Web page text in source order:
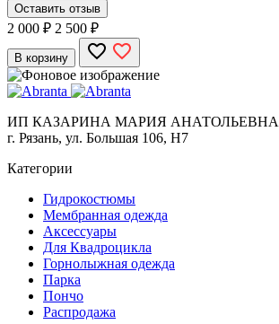
Оставить отзыв
2 000 ₽ 2 500 ₽
В корзину
ИП КАЗАРИНА МАРИЯ АНАТОЛЬЕВНА
г. Рязань, ул. Большая 106, Н7
Категории
Гидрокостюмы
Мембранная одежда
Аксесcуары
Для Квадроцикла
Горнолыжная одежда
Парка
Пончо
Распродажа